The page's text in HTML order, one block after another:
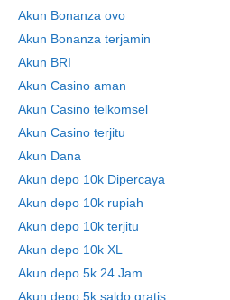
Akun Bonanza ovo
Akun Bonanza terjamin
Akun BRI
Akun Casino aman
Akun Casino telkomsel
Akun Casino terjitu
Akun Dana
Akun depo 10k Dipercaya
Akun depo 10k rupiah
Akun depo 10k terjitu
Akun depo 10k XL
Akun depo 5k 24 Jam
Akun depo 5k saldo gratis